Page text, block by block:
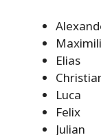
Elias
Luca
Felix
Julian